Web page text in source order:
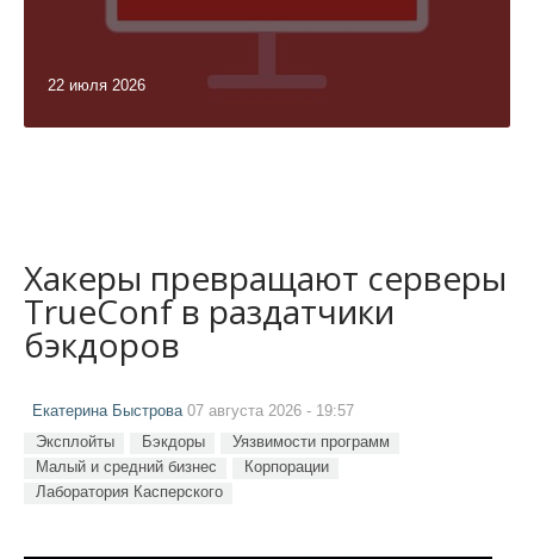
22 июля 2026
Хакеры превращают серверы
TrueConf в раздатчики
бэкдоров
Екатерина Быстрова07 августа 2026 - 19:57
Эксплойты Бэкдоры
Уязвимости программ
Малый и средний бизнес
Корпорации
Лаборатория Касперского